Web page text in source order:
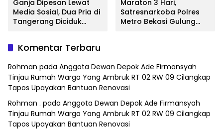
Ganja Dipesan Lewat
Media Sosial, Dua Pria di
Tangerang Diciduk
Maraton 3 Hari,
Satresnarkoba Polres
Metro Bekasi Gulung
Komentar Terbaru
Rohman pada Anggota Dewan Depok Ade Firmansyah
Tinjau Rumah Warga Yang Ambruk RT 02 RW 09 Cilangkap
Tapos Upayakan Bantuan Renovasi
Rohman . pada Anggota Dewan Depok Ade Firmansyah
Tinjau Rumah Warga Yang Ambruk RT 02 RW 09 Cilangkap
Tapos Upayakan Bantuan Renovasi